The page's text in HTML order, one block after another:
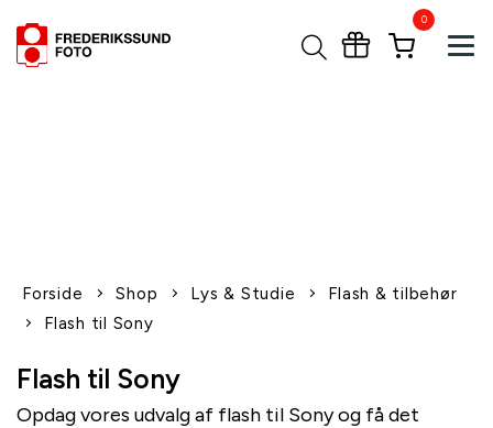
0
Forside Shop Lys & Studie
Flash & tilbehør
Flash til Sony
Flash til Sony
Opdag vores udvalg af flash til Sony og få det